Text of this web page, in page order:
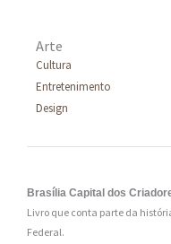
Arte
Cultura
Entretenimento
Design
Brasília Capital dos
Livro que conta parte da
Federal.